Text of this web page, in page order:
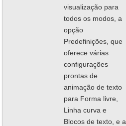
visualização para
todos os modos, a
opção
Predefinições, que
oferece várias
configurações
prontas de
animação de texto
para Forma livre,
Linha curva e
Blocos de texto, e a